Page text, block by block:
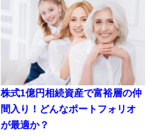
株式1億円相続資産で富裕層の仲
間入り！どんなポートフォリオ
が最適か？